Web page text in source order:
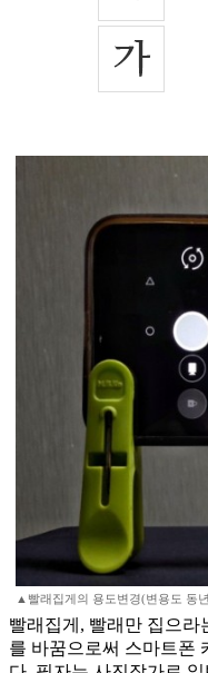
▲빨래집게의 용도변경(변용도 동
빨래집게, 빨래만 집으라
를 바꿈으로써 스마트폰